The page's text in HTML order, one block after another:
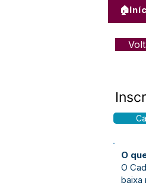
O
O
baixa